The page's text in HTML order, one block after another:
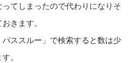
てしまったので代わりになりそ
きます。
ススルー」で検索すると数は少
。